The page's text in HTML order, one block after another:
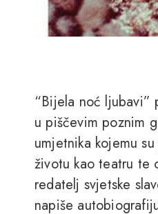
“Bijela noć ljubavi”
u piščevim poznim
umjetnika kojemu
životu kao teatru te
redatelj svjetske
napiše